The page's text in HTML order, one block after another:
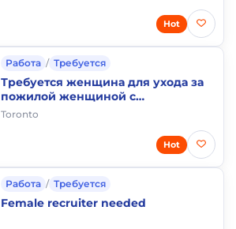
Hot
Работа / Требуется
Требуется женщина для ухода за
пожилой женщиной с
проживанием
Toronto
Hot
Работа / Требуется
Female recruiter needed